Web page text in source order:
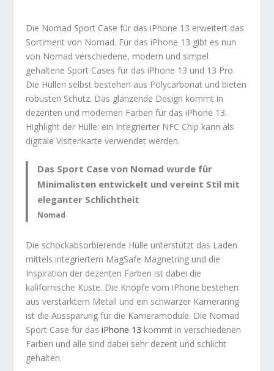
Die Nomad Sport Case für das iPhone 13 erweitert das
Sortiment von Nomad. Für das iPhone 13 gibt es nun
von Nomad verschiedene, modern und simpel
gehaltene Sport Cases für das iPhone 13 und 13 Pro.
Die Hüllen selbst bestehen aus Polycarbonat und bieten
robusten Schutz. Das glänzende Design kommt in
dezenten und modernen Farben für das iPhone 13.
Highlight der Hülle: ein Integrierter NFC Chip kann als
digitale Visitenkarte verwendet werden.
Das Sport Case von Nomad wurde für
Minimalisten entwickelt und vereint Stil mit
eleganter Schlichtheit
Nomad
Die schockabsorbierende Hülle unterstützt das Laden
mittels integriertem MagSafe Magnetring und die
Inspiration der dezenten Farben ist dabei die
kalifornische Küste. Die Knöpfe vom iPhone bestehen
aus verstärktem Metall und ein schwarzer Kameraring
ist die Aussparung für die Kameramodule. Die Nomad
Sport Case für dasiPhone 13 kommt in verschiedenen
Farben und alle sind dabei sehr dezent und schlicht
gehalten.